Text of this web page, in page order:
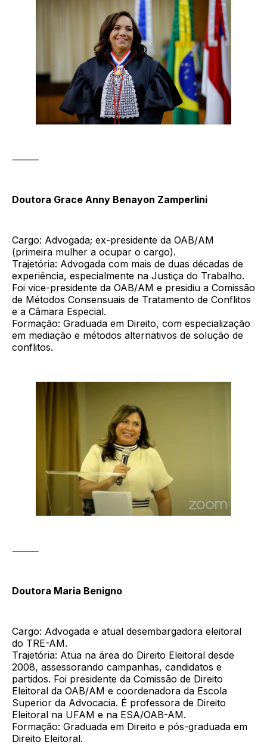
⸻
Doutora Grace Anny Benayon Zamperlini
Cargo: Advogada; ex-presidente da OAB/AM
(primeira mulher a ocupar o cargo).
Trajetória: Advogada com mais de duas décadas de
experiência, especialmente na Justiça do Trabalho.
Foi vice-presidente da OAB/AM e presidiu a Comissão
de Métodos Consensuais de Tratamento de Conflitos
e a Câmara Especial.
Formação: Graduada em Direito, com especialização
em mediação e métodos alternativos de solução de
conflitos.
⸻
Doutora Maria Benigno
Cargo: Advogada e atual desembargadora eleitoral
do TRE-AM.
Trajetória: Atua na área do Direito Eleitoral desde
2008, assessorando campanhas, candidatos e
partidos. Foi presidente da Comissão de Direito
Eleitoral da OAB/AM e coordenadora da Escola
Superior da Advocacia. É professora de Direito
Eleitoral na UFAM e na ESA/OAB-AM.
Formação: Graduada em Direito e pós-graduada em
Direito Eleitoral.